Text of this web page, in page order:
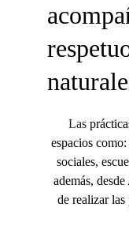
Las
espacios
sociales,
además,
de realizar las